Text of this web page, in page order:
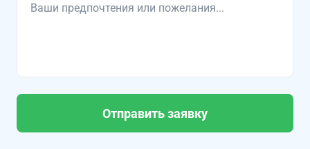
Отправить заявку